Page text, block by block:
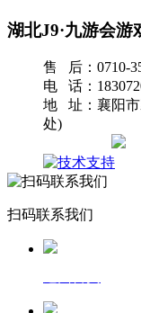
湖北J9·九游会游
售 后：0710-
电 话：
地 址：襄阳市
处)
扫码联系我们